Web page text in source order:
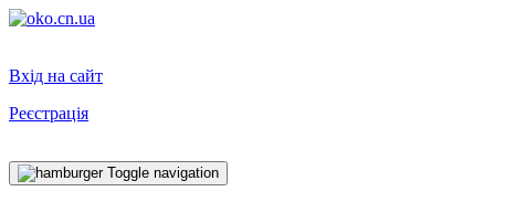
Вхід на сайт
Реєстрація
Toggle navigation